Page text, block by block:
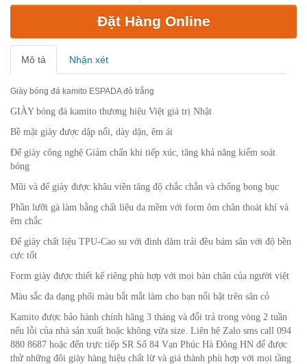
Đặt Hàng Online
Mô tả Nhận xét
Giày bóng đá kamito ESPADA đỏ trắng
GIÀY bóng đá kamito thương hiệu Việt giá trị Nhật
Bề mặt giày được dập nổi, dày dặn, êm ái
Đế giày công nghệ Giảm chấn khi tiếp xúc, tăng khả năng kiểm soát
bóng
Mũi và đế giày được khâu viền tăng độ chắc chắn và chống bong bục
Phần lưỡi gà làm bằng chất liệu da mềm với form ôm chân thoát khí và
êm chắc
Đế giày chất liệu TPU-Cao su với đinh dăm trải đều bám sân với độ bền
cực tốt
Form giày được thiết kế riêng phù hợp với mọi bàn chân của người việt
Màu sắc đa dạng phối màu bắt mắt làm cho bạn nổi bật trên sân cỏ
Kamito được bảo hành chính hãng 3 tháng và đổi trả trong vòng 2 tuần
nếu lỗi của nhà sản xuất hoặc không vừa size. Liên hệ Zalo sms call 094
880 8687 hoặc đến trực tiếp SR Số 84 Vạn Phúc Hà Đông HN để được
thử những đôi giày hàng hiệu chất lừ và giá thành phù hợp với mọi tầng